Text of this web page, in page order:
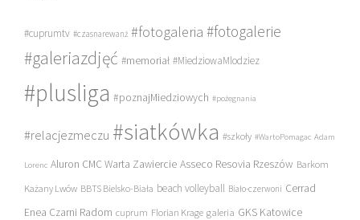
#cuprumtv #czasnarewanż #fotogaleria #fotogalerie
#galeriazdjęć #memoriał #MiedziowaMlodziez
#plusliga #poznajMiedziowych #pożegnania
#relacjezmeczu #siatkówka #szkoły #WartoPomagac Adam
Lorenc Aluron CMC Warta Zawiercie Asseco Resovia Rzeszów Barkom
Każany Lwów BBTS Bielsko-Biała beach volleyball Biało-czerwoni Cerrad
Enea Czarni Radom cuprum Florian Krage galeria GKS Katowice